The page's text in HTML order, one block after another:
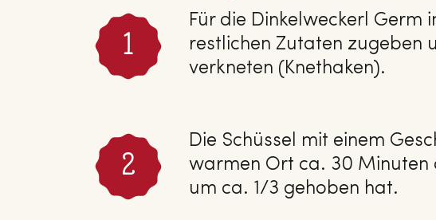
Für die Dinkelweckerl Germ
restlichen Zutaten zugeben
verkneten (Knethaken).
Die Schüssel mit einem
warmen Ort ca. 30 Minuten
um ca. 1/3 gehoben hat.